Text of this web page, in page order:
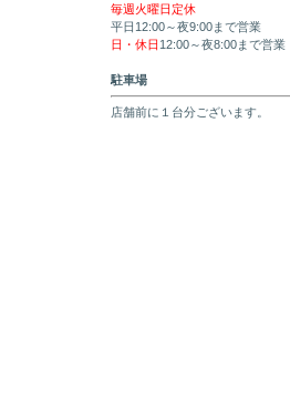
毎週火曜日定休
平日12:00～夜9:00まで営業
日・休日 12:00～夜8:00まで営業
駐車場
店舗前に１台分ございます。